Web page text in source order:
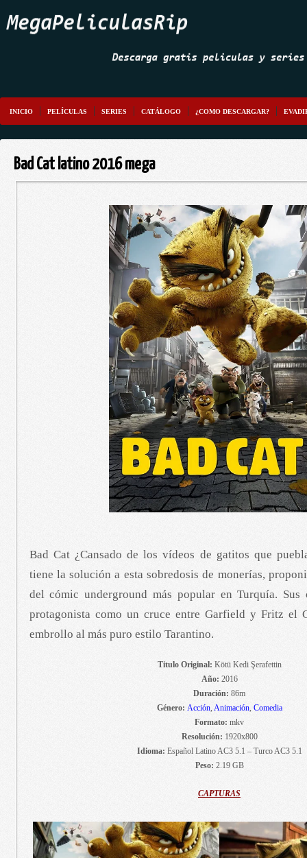
INICIO PELÍCULAS SERIES CATÁLOGO ¿COMO DESCARGAR?
Bad Cat latino 2016 mega
Bad Cat ¿Cansado de los vídeos de gatitos que
tiene la solución a esta sobredosis de monerías,
del cómic underground más popular en Turquía. Sus
protagonista como un cruce entre Garfield y Fritz el
embrollo al más puro estilo Tarantino.
Titulo Original: Kötü Kedi Şerafettin
Año: 2016
Duración: 86m
Género: Acción, Animación, Comedia
Formato: mkv
Resolución: 1920x800
Idioma: Español Latino AC3 5.1 – Turco AC3 5.1
Peso: 2.19 GB
CAPTURAS